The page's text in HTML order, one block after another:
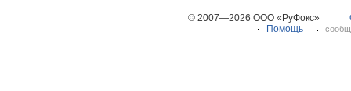
© 2007—2026 ООО «РуФокс»
Помощь